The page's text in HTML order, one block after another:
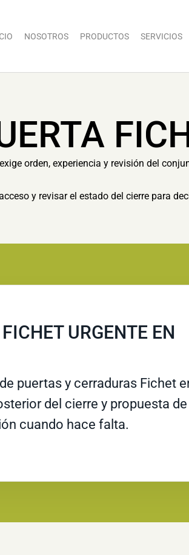
NOSOTROS PRODUCTOS SERVICIOS
orden, experiencia y revisión del
y revisar el estado del cierre para
URGENTE EN
puertas y cerraduras Fichet
del cierre y propuesta de
cuando hace falta.